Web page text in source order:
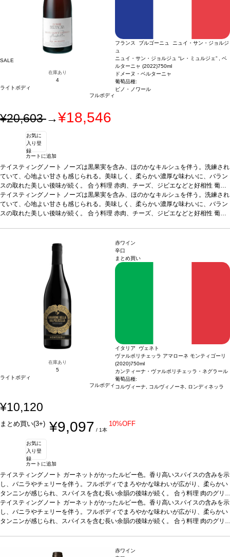
SALE
在庫あり
4
ライトボディ
フルボディ
フランス ブルゴーニュ ニュイ・サン・ジョルジ
ュ
ニュイ・サン・ジョルジュ “レ・ミュルジェ” , ベ
ルターニャ (2022)750ml
ドメーヌ・ベルターニャ
葡萄品種:
ピノ・ノワール
¥20,603→¥18,546
お気に
入り登
録
カートに追加
テイスティングノート ノーズは黒果実を含み、ほのかなキルシュを伴う。洗練され
ていて、心地よい甘さも感じられる。美味しく、柔らかい濃厚な味わいに、バラン
スの取れた美しい後味が続く。 合う料理 赤肉、チーズ、ジビエなどと好相性 葡萄
品種ピノ・ノワール*本ヴィンテージが在庫切れの場合、在庫があり価格が同様の
場合は自動的に次のヴィンテージに変更されます、ご了承ください。
テイスティングノート ノーズは黒果実を含み、ほのかなキルシュを伴う。洗練され
ていて、心地よい甘さも感じられる。美味しく、柔らかい濃厚な味わいに、バラン
スの取れた美しい後味が続く。 合う料理 赤肉、チーズ、ジビエなどと好相性 葡萄
在庫あり
5
ライトボディ
フルボディ
赤ワイン
辛口
まとめ買い
イタリア ヴェネト
ヴァルポリチェッラ アマローネ モンティゴーリ
(2020)750ml
カンティーナ・ヴァルポリチェッラ・ネグラール
葡萄品種:
コルヴィーナ, コルヴィノーネ, ロンディネッラ
¥10,120
まとめ買い(3+) ¥9,097 / 1本
10%OFF
お気に
入り登
録
カートに追加
テイスティングノート ガーネットがかったルビー色。香り高いスパイスの含みを示
し、バニラやチェリーを伴う。フルボディでまろやかな味わいが広がり、柔らかい
タンニンが感じられ、スパイスを含む長い余韻の後味が続く。 合う料理 肉のグリ
ルや煮込み料理、ジビエ、熟成チーズなどと好相性葡萄品種コルヴィーナ、コル
ヴィノーネ、ロンディネッラ*本ヴィンテージが在庫切れの場合、在庫があり価格
が同様の場合は自動的に次のヴィンテージに変更されます、ご了承ください。
テイスティングノート ガーネットがかったルビー色。香り高いスパイスの含みを示
し、バニラやチェリーを伴う。フルボディでまろやかな味わいが広がり、柔らかい
タンニンが感じられ、スパイスを含む長い余韻の後味が続く。 合う料理 肉のグリ
が同様の場合は自動的に次のヴィンテージに変更されます、ご了承ください。
赤ワイン